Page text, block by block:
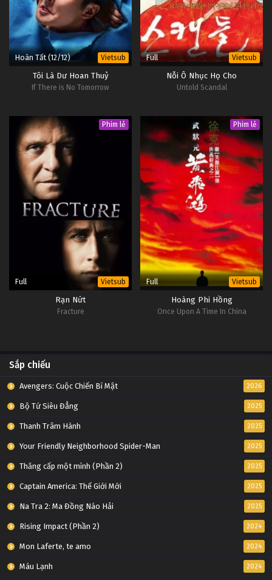
Hoàn Tất (12/12) Vietsub
Tôi Là Dư Hoan Thuỷ
If There is No Tomorrow
Full Vietsub
Nỗi Ô Nhục Họ Cho
Untold Scandal
Phim lẻ
Full Vietsub
Rạn Nứt
Fracture
Phim lẻ
Full Vietsub
Hoàng Phi Hồng
Once Upon A Time In China
Sắp chiếu
Avengers: Cuộc Chiến Bí Mật 2026
Bộ Tứ Siêu Đẳng 2025
Thanh Trâm Hành 2025
Your Friendly Neighborhood Spider-Man 2025
Thăng cấp một mình (Phần 2) 2025
Captain America: Thế Giới Mới 2025
Na Tra 2: Ma Đồng Náo Hải 2025
Rising Impact (Phần 2) 2024
Mon Laferte, te amo 2024
Máu Lạnh 2024